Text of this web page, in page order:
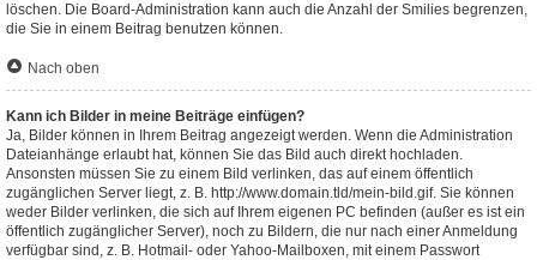
löschen. Die Board-Administration kann auch die Anzahl der Smilies begrenzen,
die Sie in einem Beitrag benutzen können.
Nach oben
Kann ich Bilder in meine Beiträge einfügen?
Ja, Bilder können in Ihrem Beitrag angezeigt werden. Wenn die Administration
Dateianhänge erlaubt hat, können Sie das Bild auch direkt hochladen.
Ansonsten müssen Sie zu einem Bild verlinken, das auf einem öffentlich
zugänglichen Server liegt, z. B. http://www.domain.tld/mein-bild.gif. Sie können
weder Bilder verlinken, die sich auf Ihrem eigenen PC befinden (außer es ist ein
öffentlich zugänglicher Server), noch zu Bildern, die nur nach einer Anmeldung
verfügbar sind, z. B. Hotmail- oder Yahoo-Mailboxen, mit einem Passwort